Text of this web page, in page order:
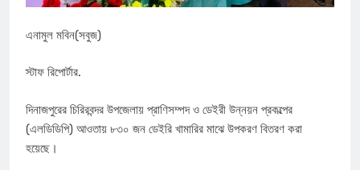
এনামুল মবিন(সবুজ)
স্টাফ রিপোর্টার.
দিনাজপুরের চিরিরবন্দর উপজেলায় প্রাণিসম্পদ ও ডেইরী উন্নয়ন প্রকল্পের
(এলডিডিপি) আওতায় ৮৩০ জন ডেইরি খামারির মাঝে উপকরণ বিতরণ করা
হয়েছে।